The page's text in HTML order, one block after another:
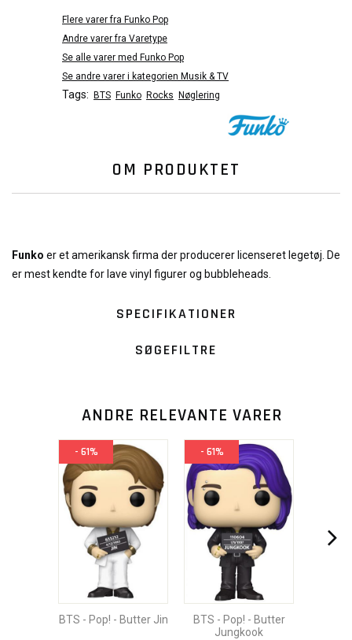
Flere varer fra Funko Pop
Andre varer fra Varetype
Se alle varer med Funko Pop
Se andre varer i kategorien Musik & TV
Tags: BTS Funko Rocks Nøglering
OM PRODUKTET
Funko er et amerikansk firma der producerer licenseret legetøj. De
er mest kendte for lave vinyl figurer og bubbleheads.
SPECIFIKATIONER
SØGEFILTRE
ANDRE RELEVANTE VARER
- 61%
BTS - Pop! - Butter Jin
- 61%
BTS - Pop! - Butter
Jungkook